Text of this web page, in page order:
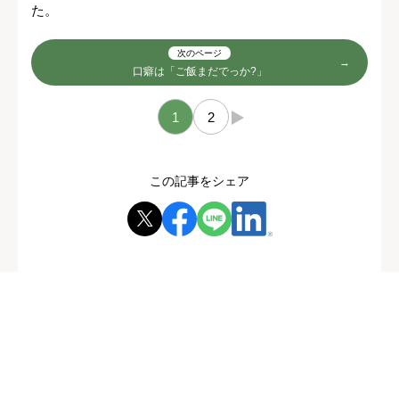
た。
次のページ
口癖は「ご飯まだでっか?」
1 2 →
この記事をシェア